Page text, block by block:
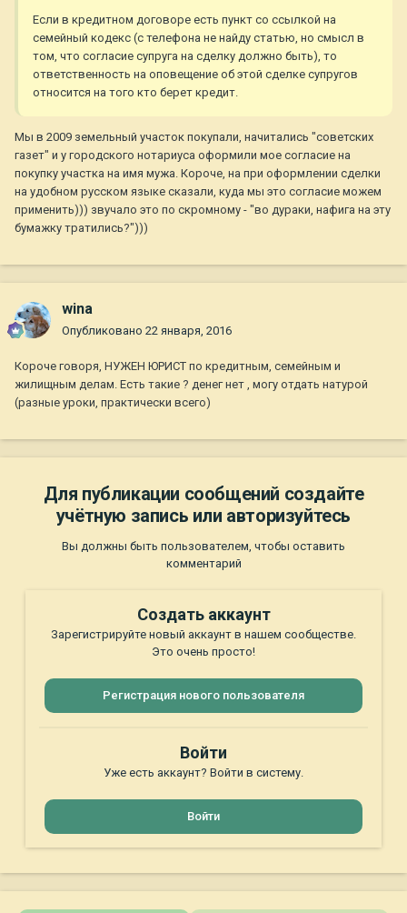
Если в кредитном договоре есть пункт со ссылкой на
семейный кодекс (с телефона не найду статью, но смысл в
том, что согласие супруга на сделку должно быть), то
ответственность на оповещение об этой сделке супругов
относится на того кто берет кредит.
Мы в 2009 земельный участок покупали, начитались "советских
газет" и у городского нотариуса оформили мое согласие на
покупку участка на имя мужа. Короче, на при оформлении сделки
на удобном русском языке сказали, куда мы это согласие можем
применить))) звучало это по скромному - "во дураки, нафига на эту
бумажку тратились?")))
wina
Опубликовано 22 января, 2016
Короче говоря, НУЖЕН ЮРИСТ по кредитным, семейным и
жилищным делам. Есть такие ? денег нет , могу отдать натурой
(разные уроки, практически всего)
Для публикации сообщений создайте
учётную запись или авторизуйтесь
Вы должны быть пользователем, чтобы оставить
комментарий
Создать аккаунт
Зарегистрируйте новый аккаунт в нашем сообществе.
Это очень просто!
Регистрация нового пользователя
Войти
Уже есть аккаунт? Войти в систему.
Войти